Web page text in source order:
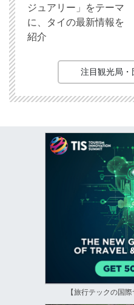
ジュアリー」をテーマ
に、タイの最新情報を
紹介
注目観光局・
【旅行テックの国